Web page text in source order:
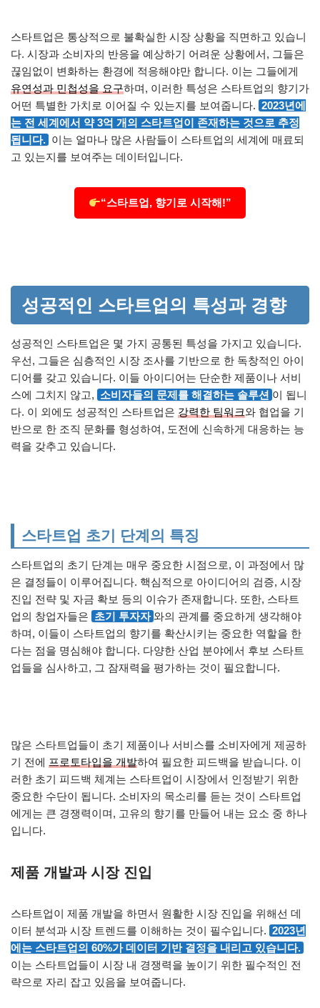
스타트업은 통상적으로 불확실한 시장 상황을 직면하고 있습니
다. 시장과 소비자의 반응을 예상하기 어려운 상황에서, 그들은
끊임없이 변화하는 환경에 적응해야만 합니다. 이는 그들에게
유연성과 민첩성을 요구하며, 이러한 특성은 스타트업의 향기가
어떤 특별한 가치로 이어질 수 있는지를 보여줍니다. 2023년에
는 전 세계에서 약 3억 개의 스타트업이 존재하는 것으로 추정
됩니다. 이는 얼마나 많은 사람들이 스타트업의 세계에 매료되
고 있는지를 보여주는 데이터입니다.
“스타트업, 향기로 시작해!”
성공적인 스타트업의 특성과 경향
성공적인 스타트업은 몇 가지 공통된 특성을 가지고 있습니다.
우선, 그들은 심층적인 시장 조사를 기반으로 한 독창적인 아이
디어를 갖고 있습니다. 이들 아이디어는 단순한 제품이나 서비
스에 그치지 않고, 소비자들의 문제를 해결하는 솔루션 이 됩니
다. 이 외에도 성공적인 스타트업은 강력한 팀워크와 협업을 기
반으로 한 조직 문화를 형성하여, 도전에 신속하게 대응하는 능
력을 갖추고 있습니다.
스타트업 초기 단계의 특징
스타트업의 초기 단계는 매우 중요한 시점으로, 이 과정에서 많
은 결정들이 이루어집니다. 핵심적으로 아이디어의 검증, 시장
진입 전략 및 자금 확보 등의 이슈가 존재합니다. 또한, 스타트
업의 창업자들은 초기 투자자 와의 관계를 중요하게 생각해야
하며, 이들이 스타트업의 향기를 확산시키는 중요한 역할을 한
다는 점을 명심해야 합니다. 다양한 산업 분야에서 후보 스타트
업들을 심사하고, 그 잠재력을 평가하는 것이 필요합니다.
많은 스타트업들이 초기 제품이나 서비스를 소비자에게 제공하
기 전에 프로토타입을 개발하여 필요한 피드백을 받습니다. 이
러한 초기 피드백 체계는 스타트업이 시장에서 인정받기 위한
중요한 수단이 됩니다. 소비자의 목소리를 듣는 것이 스타트업
에게는 큰 경쟁력이며, 고유의 향기를 만들어 내는 요소 중 하나
입니다.
제품 개발과 시장 진입
스타트업이 제품 개발을 하면서 원활한 시장 진입을 위해선 데
이터 분석과 시장 트렌드를 이해하는 것이 필수입니다. 2023년
에는 스타트업의 60%가 데이터 기반 결정을 내리고 있습니다.
이는 스타트업들이 시장 내 경쟁력을 높이기 위한 필수적인 전
략으로 자리 잡고 있음을 보여줍니다.